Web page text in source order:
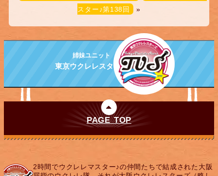
スター♪第138回 »
姉妹ユニット
東京ウクレレスターズ
PAGE TOP
2時間でウクレレマスター♪の仲間たちで結成された大阪